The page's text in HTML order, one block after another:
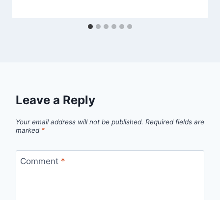
Leave a Reply
Your email address will not be published. Required fields are
marked *
Comment *